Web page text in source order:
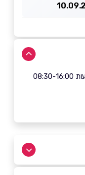
*שירות לקוחות פועל בימים א׳-ה׳ בין השעות 08:30-16:00